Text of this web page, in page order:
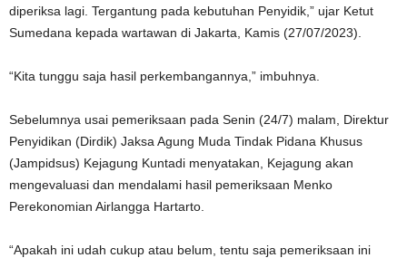
diperiksa lagi. Tergantung pada kebutuhan Penyidik,” ujar Ketut
Sumedana kepada wartawan di Jakarta, Kamis (27/07/2023).
“Kita tunggu saja hasil perkembangannya,” imbuhnya.
Sebelumnya usai pemeriksaan pada Senin (24/7) malam, Direktur
Penyidikan (Dirdik) Jaksa Agung Muda Tindak Pidana Khusus
(Jampidsus) Kejagung Kuntadi menyatakan, Kejagung akan
mengevaluasi dan mendalami hasil pemeriksaan Menko
Perekonomian Airlangga Hartarto.
“Apakah ini udah cukup atau belum, tentu saja pemeriksaan ini